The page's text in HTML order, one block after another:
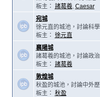
板主： 諸葛羲, Caesar
宛城
徐元直的城池，討論科
板主： 徐元直
襄陽城
諸葛羲的城池，討論政
板主： 諸葛羲
敦煌城
秋盈的城池，討論中外
板主： 秋盈